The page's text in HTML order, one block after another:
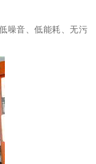
噪音、低能耗、无污